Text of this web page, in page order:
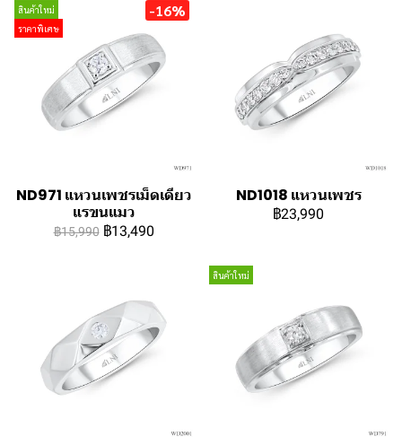
สินค้าใหม่
ราคาพิเศษ
-16%
ND971 แหวนเพชรเม็ดเดียว
แรขนแมว
฿15,990 ฿13,490
ND1018 แหวนเพชร
฿23,990
สินค้าใหม่